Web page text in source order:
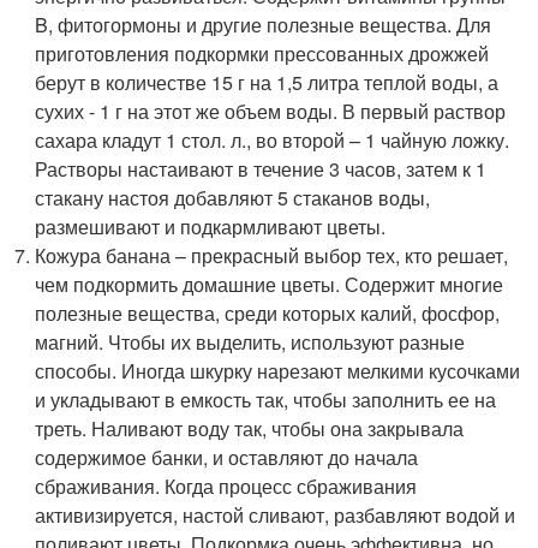
B, фитогормоны и другие полезные вещества. Для
приготовления подкормки прессованных дрожжей
берут в количестве 15 г на 1,5 литра теплой воды, а
сухих - 1 г на этот же объем воды. В первый раствор
сахара кладут 1 стол. л., во второй – 1 чайную ложку.
Растворы настаивают в течение 3 часов, затем к 1
стакану настоя добавляют 5 стаканов воды,
размешивают и подкармливают цветы.
Кожура банана – прекрасный выбор тех, кто решает,
чем подкормить домашние цветы. Содержит многие
полезные вещества, среди которых калий, фосфор,
магний. Чтобы их выделить, используют разные
способы. Иногда шкурку нарезают мелкими кусочками
и укладывают в емкость так, чтобы заполнить ее на
треть. Наливают воду так, чтобы она закрывала
содержимое банки, и оставляют до начала
сбраживания. Когда процесс сбраживания
активизируется, настой сливают, разбавляют водой и